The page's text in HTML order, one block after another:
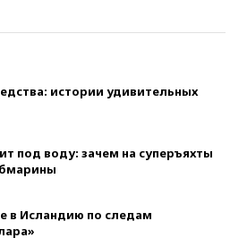
истории удивительных
под воду: зачем на суперъяхты
в Исландию по следам